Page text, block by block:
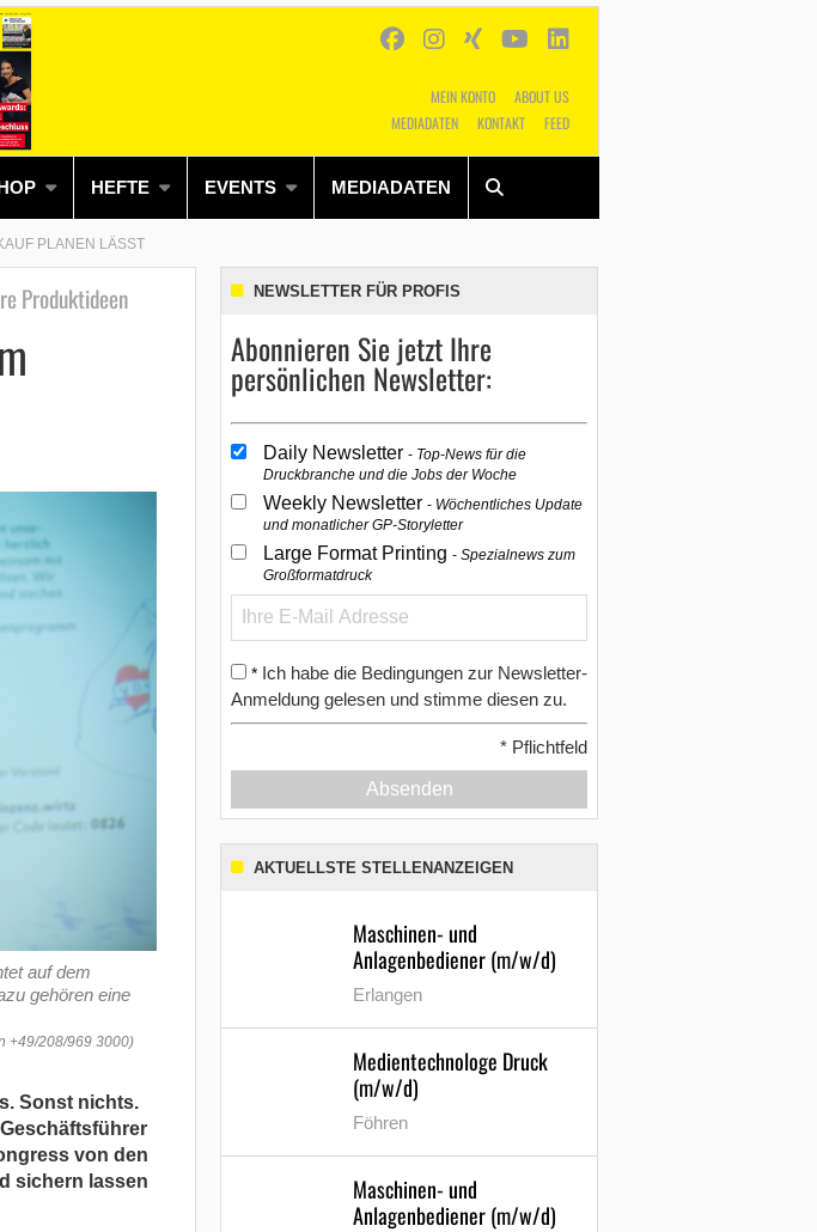
MEIN KONTO
ABOUT US
MEDIADATEN
KONTAKT FEED
HEFTE EVENTS MEDIADATEN
Alles Shop SUCHEN
PLANEN LÄSST
Produktideen
auf dem
gehören eine
+49/208/969 3000)
Sonst nichts.
von den
sichern lassen
NEWSLETTER FÜR PROFIS
Abonnieren Sie jetzt Ihre
persönlichen Newsletter:
Daily Newsletter Top-News für die
Druckbranche und die Jobs der Woche
Weekly Newsletter Wöchentliches Update
und monatlicher GP-Storyletter
Large Format Printing Spezialnews zum
Großformatdruck
* Ich habe die Bedingungen zur Newsletter-
Anmeldung gelesen und stimme diesen zu.
* Pflichtfeld
Absenden
AKTUELLSTE STELLENANZEIGEN
Maschinen- und
Anlagenbediener (m/w/d)
Erlangen
Medientechnologe Druck
(m/w/d)
Föhren
Maschinen- und
Anlagenbediener (m/w/d)